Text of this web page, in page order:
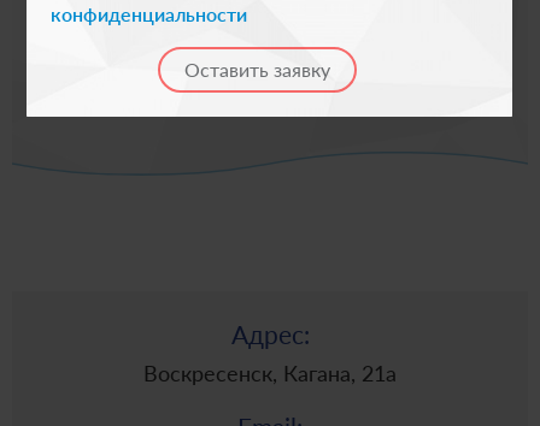
Адрес:
Воскресенск, Кагана, 21а
конфиденциальности